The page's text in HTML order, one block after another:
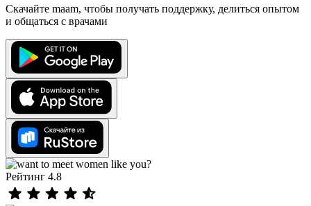
Скачайте maam, чтобы получать поддержку, делиться опытом
и общаться с врачами
Рейтинг 4.8